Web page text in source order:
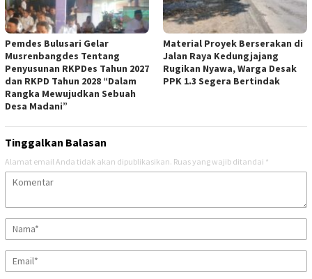
Pemdes Bulusari Gelar
Musrenbangdes Tentang
Penyusunan RKPDes Tahun 2027
dan RKPD Tahun 2028 “Dalam
Rangka Mewujudkan Sebuah
Desa Madani”
Material Proyek Berserakan di
Jalan Raya Kedungjajang
Rugikan Nyawa, Warga Desak
PPK 1.3 Segera Bertindak
Tinggalkan Balasan
Alamat email Anda tidak akan dipublikasikan. Ruas yang wajib ditandai *